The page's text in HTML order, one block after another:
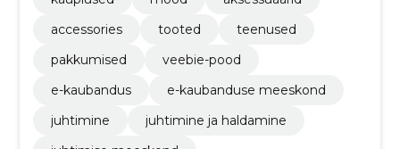
accessories
tooted
teenused
pakkumised
veebie-pood
e-kaubandus
e-kaubanduse meeskond
juhtimine
juhtimine ja haldamine